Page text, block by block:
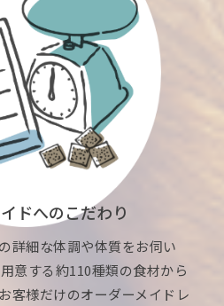
ドへのこだわり
詳細な体調や体質をお伺い
意する約110種類の食材から
客様だけのオーダーメイドレ